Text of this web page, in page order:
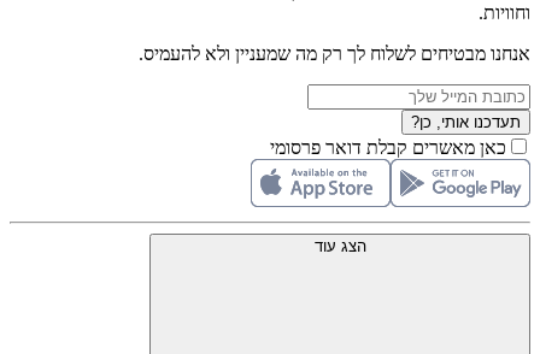
וחוויות.
אנחנו מבטיחים לשלוח לך רק מה שמעניין ולא להעמיס.
תעדכנו אותי, כן?
כאן מאשרים קבלת דואר פרסומי
הצג עוד